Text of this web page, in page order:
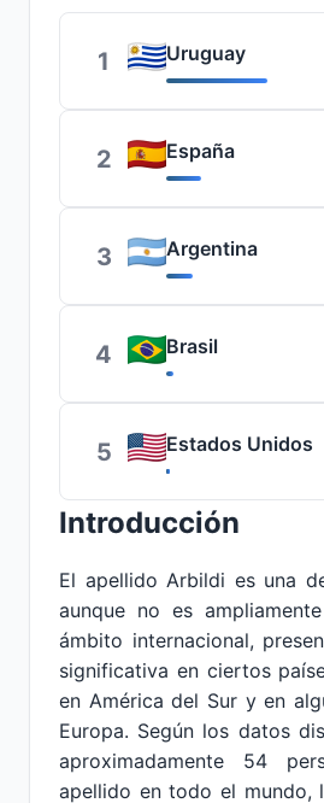
1 Uruguay
2 España
3 Argentina
4 Brasil
5 Estados Unidos
Introducción
El apellido Arbildi es una
aunque no es
ámbito internacional,
significativa en ciertos
en América del Sur y en
Europa. Según los datos
aproximadamente 54
apellido en todo el mundo,